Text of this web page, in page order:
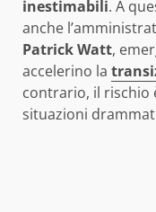
inestimabili. A
anche
Patrick Watt,
accelerino la
contrario, il rischio
situazioni